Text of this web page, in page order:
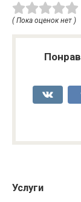
( Пока оценок нет )
Услуги